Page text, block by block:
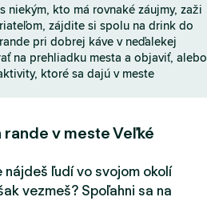
niekým, kto má rovnaké záujmy, zaži
zájdite si spolu na drink do
pri dobrej káve v neďalekej
na prehliadku mesta a objaviť, alebo
ktoré sa dajú v meste
v meste Veľké
nájdeš ľudí vo svojom okolí
vezmeš? Spoľahni sa na